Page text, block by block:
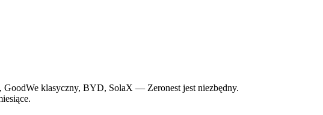
klasyczny, BYD, SolaX — Zeronest jest niezbędny.